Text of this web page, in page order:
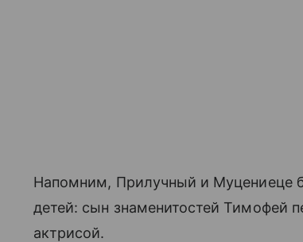
Напомним, Прилучный и Муцениеце
детей: сын знаменитостей Тимофей
актрисой.